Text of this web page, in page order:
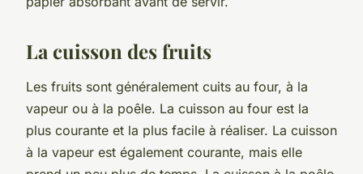
La cuisson des fruits
Les fruits sont généralement cuits au four, à la
vapeur ou à la poêle. La cuisson au four est la
plus courante et la plus facile à réaliser. La cuisson
à la vapeur est également courante, mais elle